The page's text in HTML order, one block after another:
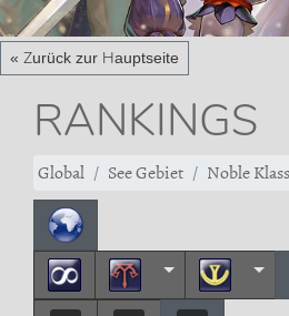
« Zurück zur Hauptseite
RANKINGS
Global See Gebiet Noble